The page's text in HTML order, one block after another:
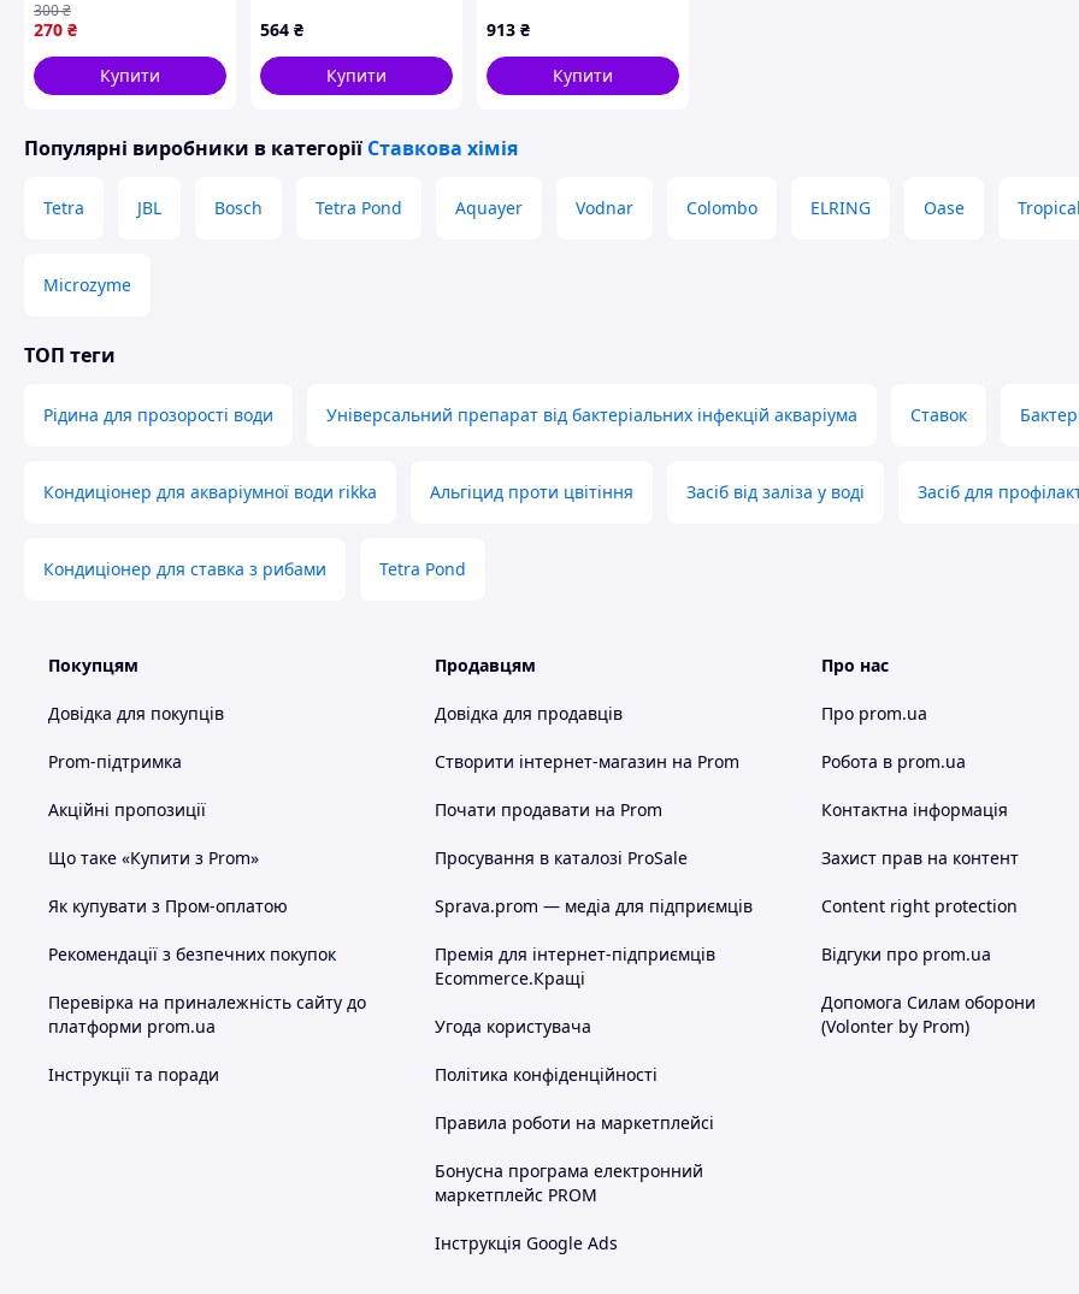
мулу, водоростей та
цвітіння води
270 ₴
300₴
Купити
AA883627A6
564 ₴
Купити
883CC6B266
913 ₴
Купити
Популярні виробники в категорії Ставкова хімія
Tetra JBL Bosch Tetra Pond Aquayer Vodnar Colombo ELRING Oase Tropical
Microzyme
ТОП теги
Рідина для прозорості води Універсальний препарат від бактеріальних інфекцій акваріума Ставок
Кондиціонер для акваріумної води rikka Альгіцид проти цвітіння Засіб від заліза у воді Засіб для
Кондиціонер для ставка з рибами Tetra Pond
Покупцям
Довідка для покупців
Prom-підтримка
Акційні пропозиції
Що таке «Купити з Prom»
Як купувати з Пром-оплатою
Рекомендації з безпечних покупок
Перевірка на приналежність сайту до
платформи prom.ua
Інструкції та поради
Продавцям
Довідка для продавців
Створити інтернет-магазин на Prom
Почати продавати на Prom
Просування в каталозі ProSale
Sprava.prom — медіа для підприємців
Премія для інтернет-підприємців
Ecommerce.Кращі
Угода користувача
Політика конфіденційності
Правила роботи на маркетплейсі
Бонусна програма електронний
маркетплейс PROM
Інструкція Google Ads
Про нас
Про prom.ua
Робота в prom.ua
Контактна інформація
Захист прав на контент
Content right protection
Відгуки про prom.ua
Допомога Силам оборони
(Volonter by Prom)